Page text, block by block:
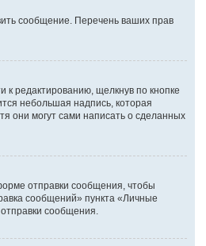
сообщение. Перечень ваших прав
редактированию, щелкнув по кнопке
небольшая надпись, которая
они могут сами написать о сделанных
отправки сообщения, чтобы
сообщений» пункта «Личные
сообщения.